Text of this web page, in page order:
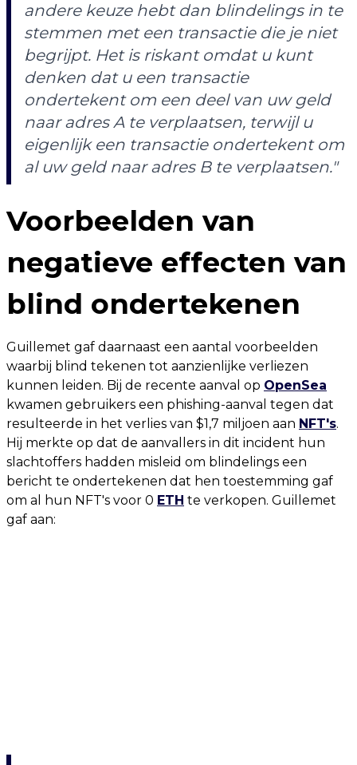
andere keuze hebt dan blindelings in te
stemmen met een transactie die je niet
begrijpt. Het is riskant omdat u kunt
denken dat u een transactie
ondertekent om een deel van uw geld
naar adres A te verplaatsen, terwijl u
eigenlijk een transactie ondertekent om
al uw geld naar adres B te verplaatsen."
Voorbeelden van
negatieve effecten van
blind ondertekenen
Guillemet gaf daarnaast een aantal voorbeelden
waarbij blind tekenen tot aanzienlijke verliezen
kunnen leiden. Bij de recente aanval op OpenSea
kwamen gebruikers een phishing-aanval tegen dat
resulteerde in het verlies van $1,7 miljoen aan NFT's.
Hij merkte op dat de aanvallers in dit incident hun
slachtoffers hadden misleid om blindelings een
bericht te ondertekenen dat hen toestemming gaf
om al hun NFT's voor 0 ETH te verkopen. Guillemet
gaf aan: